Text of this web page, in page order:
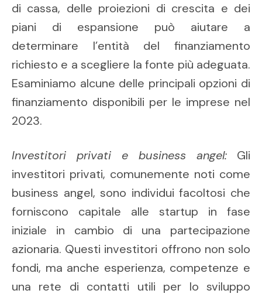
di cassa, delle proiezioni di crescita e dei
piani di espansione può aiutare a
determinare l’entità del finanziamento
richiesto e a scegliere la fonte più adeguata.
Esaminiamo alcune delle principali opzioni di
finanziamento disponibili per le imprese nel
2023.
Investitori privati e business angel: Gli
investitori privati, comunemente noti come
business angel, sono individui facoltosi che
forniscono capitale alle startup in fase
iniziale in cambio di una partecipazione
azionaria. Questi investitori offrono non solo
fondi, ma anche esperienza, competenze e
una rete di contatti utili per lo sviluppo